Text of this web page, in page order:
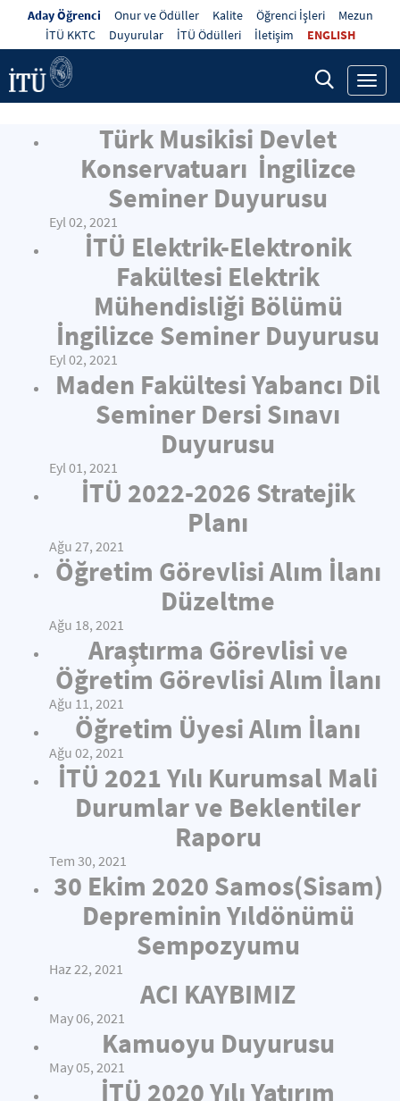
Aday Öğrenci Onur ve Ödüller Kalite Öğrenci İşleri
Mezun
İTÜ KKTC
Duyurular İTÜ Ödülleri İletişim ENGLISH
Türk Musikisi Devlet
Konservatuarı İngilizce
Seminer Duyurusu
Eyl 02, 2021
İTÜ Elektrik-Elektronik
Fakültesi Elektrik
Mühendisliği Bölümü
İngilizce Seminer Duyurusu
Eyl 02, 2021
Maden Fakültesi Yabancı Dil
Seminer Dersi Sınavı
Duyurusu
Eyl 01, 2021
İTÜ 2022-2026 Stratejik
Planı
Ağu 27, 2021
Öğretim Görevlisi Alım İlanı
Düzeltme
Ağu 18, 2021
Araştırma Görevlisi ve
Öğretim Görevlisi Alım İlanı
Ağu 11, 2021
Öğretim Üyesi Alım İlanı
Ağu 02, 2021
İTÜ 2021 Yılı Kurumsal Mali
Durumlar ve Beklentiler
Raporu
Tem 30, 2021
30 Ekim 2020 Samos(Sisam)
Depreminin Yıldönümü
Sempozyumu
Haz 22, 2021
ACI KAYBIMIZ
May 06, 2021
Kamuoyu Duyurusu
May 05, 2021
İTÜ 2020 Yılı Yatırım